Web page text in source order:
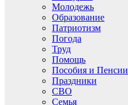
Молодежь
Образование
Патриотизм
Погода
Труд
Помощь
Пособия и Пенсии
Праздники
СВО
Семья